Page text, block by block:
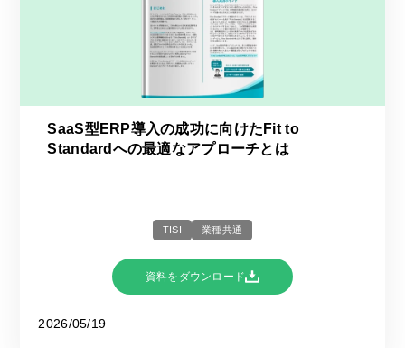
SaaS型ERP導入の成功に向けたFit to
Standardへの最適なアプローチとは
TISI 業種共通
資料をダウンロード
2026/05/19